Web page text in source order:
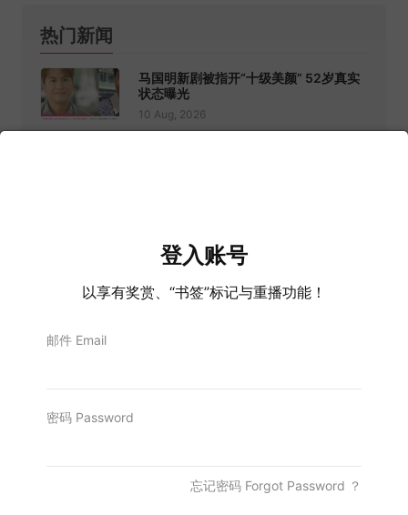
登入账号
以享有奖赏、“书签”标记与重播功能！
邮件 Email
密码 Password
忘记密码 Forgot Password ？
热门新闻
马国明新剧被指开“十级美颜” 52岁真实
状态曝光
10 Aug, 2026
10 Aug, 2026
门窗紧闭开冷气逾30小时 女子全身抽搐
居前三！